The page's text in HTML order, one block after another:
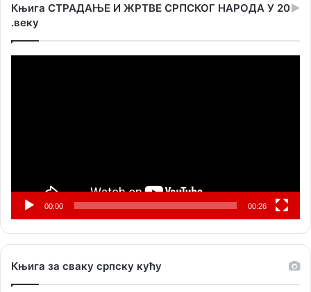
Књига СТРАДАЊЕ И ЖРТВЕ СРПСКОГ НАРОДА У 20
.веку
00:00 00:26
Књига за сваку српску кућу